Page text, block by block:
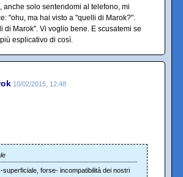
anche solo sentendomi al telefono, mi
"ohu, ma hai visto a "quelli di Marok?".
di Marok". Vi voglio bene. E scusatemi se
esplicativo di così.
10/02/2015, 12:48
superficiale, forse- incompatibilità dei nostri